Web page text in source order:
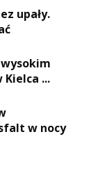
upały.
...
w nocy